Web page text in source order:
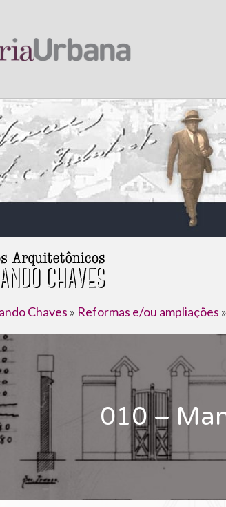
Chaves » Reformas e/ou ampliações »
010 –